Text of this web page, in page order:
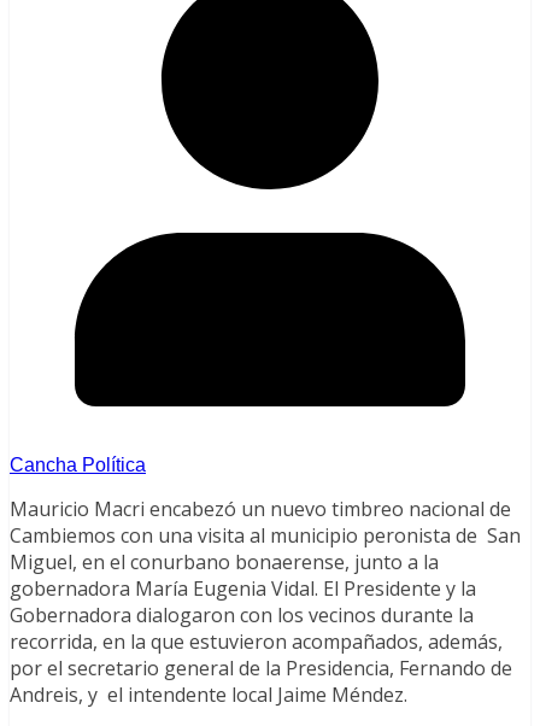
Cancha Política
Mauricio Macri encabezó un nuevo timbreo nacional de
Cambiemos con una visita al municipio peronista de San
Miguel, en el conurbano bonaerense, junto a la
gobernadora María Eugenia Vidal. El Presidente y la
Gobernadora dialogaron con los vecinos durante la
recorrida, en la que estuvieron acompañados, además,
por el secretario general de la Presidencia, Fernando de
Andreis, y el intendente local Jaime Méndez.